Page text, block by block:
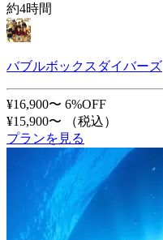
約4時間
バブルボックスダイバーズ
¥16,900〜 6%OFF
¥15,900〜
（税込）
プランを見る